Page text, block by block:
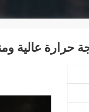
حرارة عالية